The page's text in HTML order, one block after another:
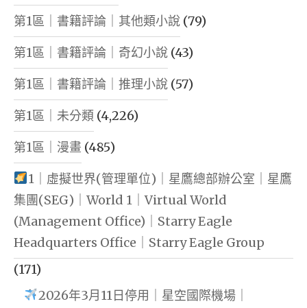
第1區｜書籍評論｜其他類小說 (79)
第1區｜書籍評論｜奇幻小說 (43)
第1區｜書籍評論｜推理小說 (57)
第1區｜未分類 (4,226)
第1區｜漫畫 (485)
1｜虛擬世界(管理單位)｜星鷹總部辦公室｜星鷹
集團(SEG)｜World 1｜Virtual World
(Management Office)｜Starry Eagle
Headquarters Office｜Starry Eagle Group
(171)
2026年3月11日停用｜星空國際機場｜